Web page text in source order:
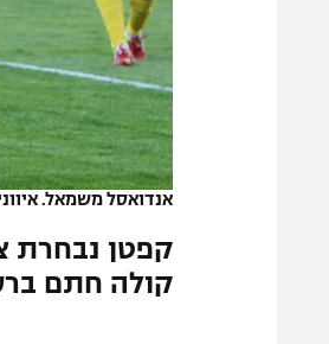
מדיניות פרטיות
תקנון פעילות ספורט 1
רשיון להקרנה פומבית
הצטרפות לחבילת הערוצים
לוח דרושים – ג'ובנט
המגזין
אנדואסל משמאל.
קפטן נבחרת
קולה חתם